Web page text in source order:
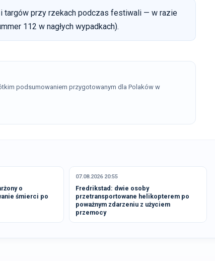
targów przy rzekach podczas festiwali — w razie
112 w nagłych wypadkach).
podsumowaniem przygotowanym dla Polaków w
o
śmierci po
07.08.2026 20:55
Fredrikstad: dwie osoby
przetransportowane helikopterem po
poważnym zdarzeniu z użyciem
przemocy